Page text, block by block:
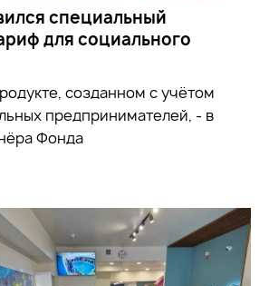
специальный
для социального
созданном с учётом
предпринимателей, - в
Фонда